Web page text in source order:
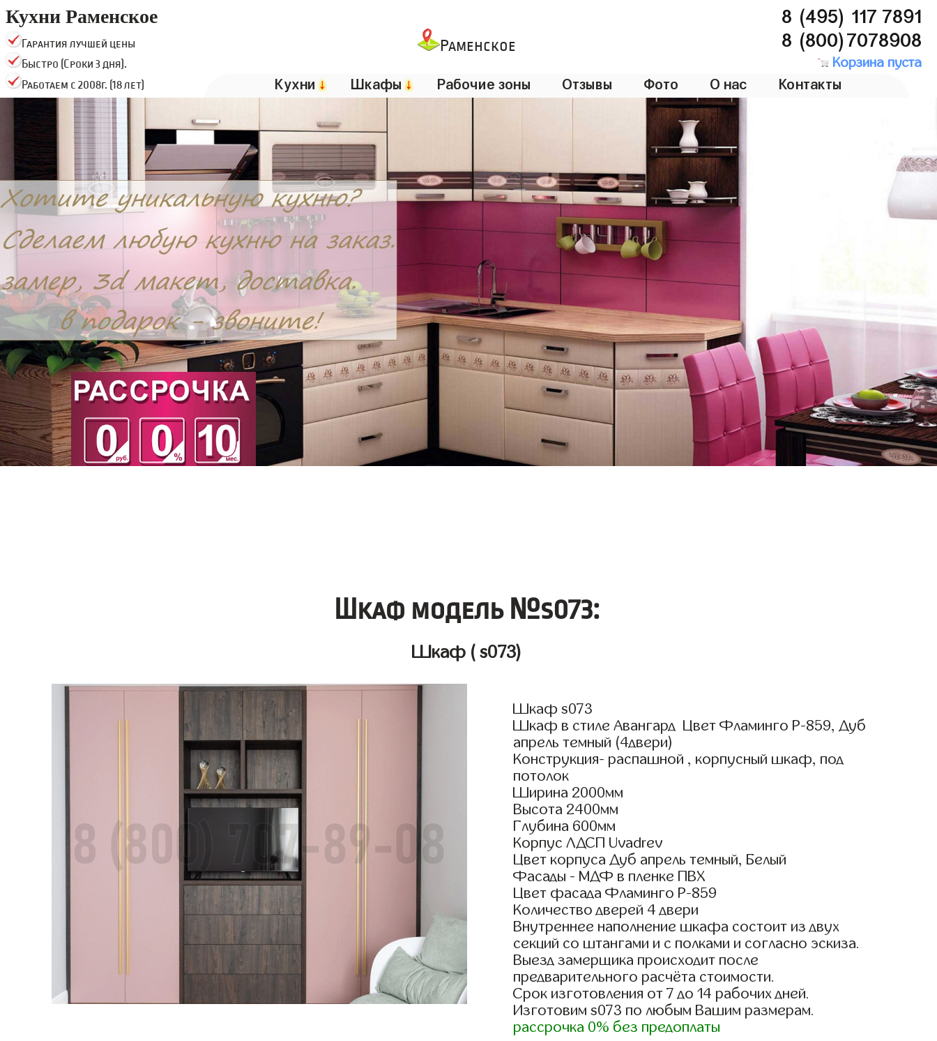
Кухни Раменское
Гарантия лучшей цены
Быстро (Сроки 3 дня).
Работаем с 2008г. (18 лет)
Раменское
8 (495) 117 7891
8 (800)7078908
Корзина пуста
Кухни↓ Шкафы↓ Рабочие зоны Отзывы Фото О нас Контакты
Шкаф модель №s073:
Шкаф ( s073)
Шкаф s073
Шкаф в стиле Авангард Цвет Фламинго Р-859, Дуб
апрель темный (4двери)
Конструкция- распашной , корпусный шкаф, под
потолок
Ширина 2000мм
Высота 2400мм
Глубина 600мм
Корпус ЛДСП Uvadrev
Цвет корпуса Дуб апрель темный, Белый
Фасады - МДФ в пленке ПВХ
Цвет фасада Фламинго Р-859
Количество дверей 4 двери
Внутреннее наполнение шкафа состоит из двух
секций со штангами и с полками и согласно эскиза.
Выезд замерщика происходит после
предварительного расчёта стоимости.
Срок изготовления от 7 до 14 рабочих дней.
Изготовим s073 по любым Вашим размерам.
рассрочка 0% без предоплаты